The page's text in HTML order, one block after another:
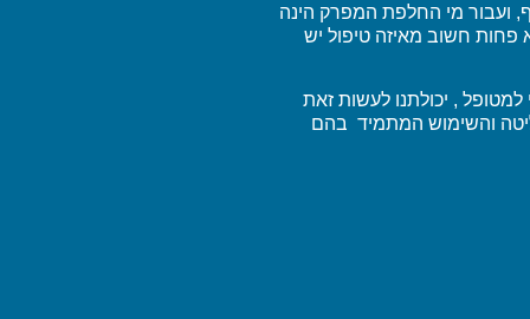
ועבור מי החלפת המפרק הינה
פחות חשוב מאיזה טיפול יש
, יכולתנו לעשות זאת
והשימוש המתמיד בהם